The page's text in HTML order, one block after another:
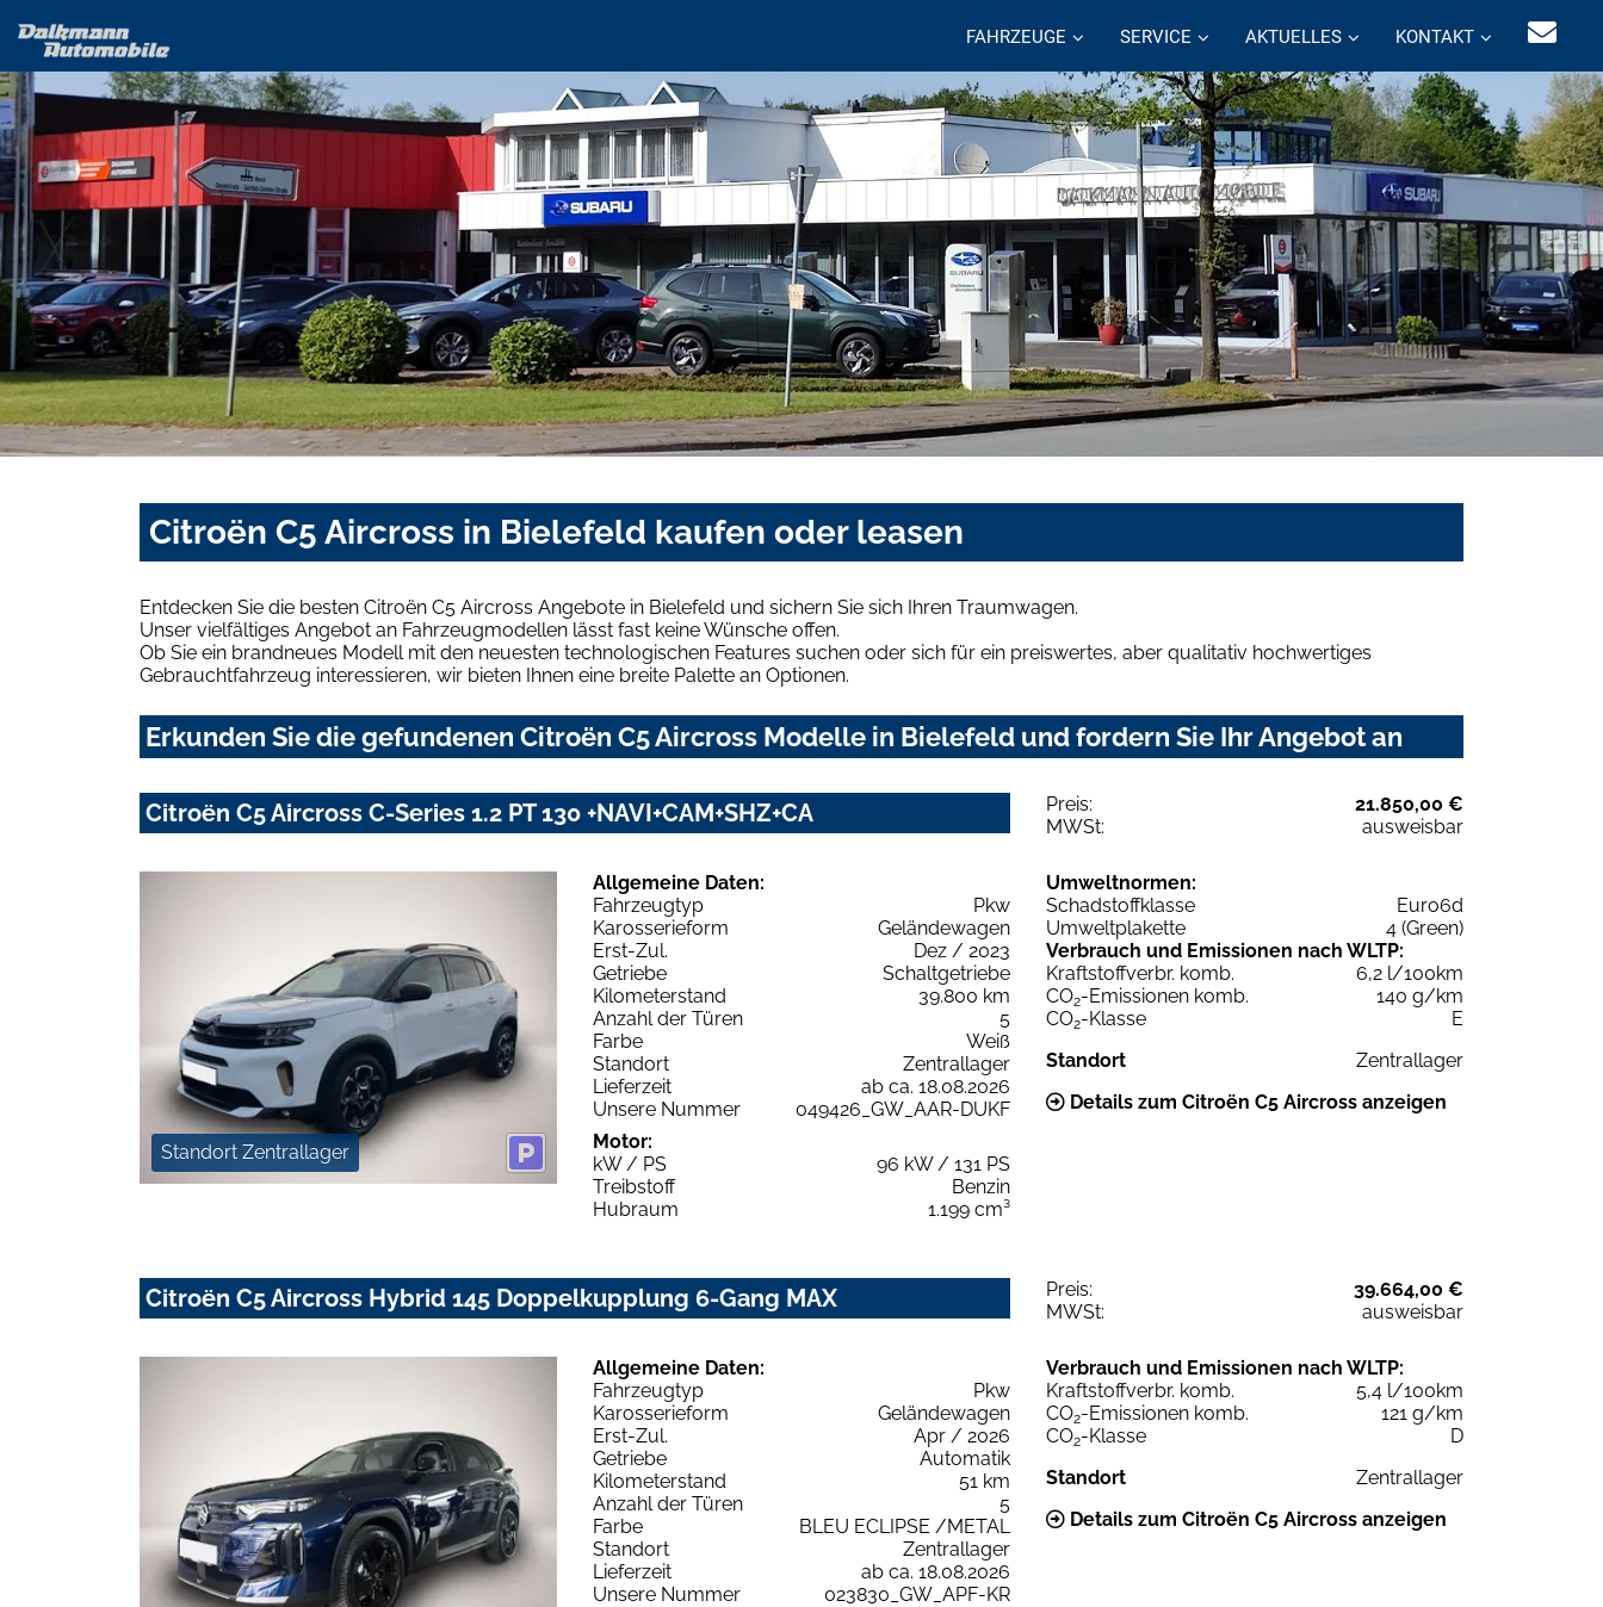
FAHRZEUGE SERVICE AKTUELLES KONTAKT
Citroën C5 Aircross in Bielefeld kaufen oder leasen
Entdecken Sie die besten Citroën C5 Aircross Angebote in Bielefeld und sichern Sie sich Ihren Traumwagen.
Unser vielfältiges Angebot an Fahrzeugmodellen lässt fast keine Wünsche offen.
Ob Sie ein brandneues Modell mit den neuesten technologischen Features suchen oder sich für ein preiswertes, aber qualitativ hochwertiges
Gebrauchtfahrzeug interessieren, wir bieten Ihnen eine breite Palette an Optionen.
Erkunden Sie die gefundenen Citroën C5 Aircross Modelle in Bielefeld und fordern Sie Ihr Angebot an
Citroën C5 Aircross C-Series 1.2 PT 130 +NAVI+CAM+SHZ+CA Preis:
21.850,00 €
MWSt:
ausweisbar
Standort Zentrallager
Allgemeine Daten:
Fahrzeugtyp
Pkw
Karosserieform
Geländewagen
Erst-Zul.
Dez / 2023
Getriebe
Schaltgetriebe
Kilometerstand
39.800 km
Anzahl der Türen
5
Farbe
Weiß
Standort
Zentrallager
Lieferzeit
ab ca. 18.08.2026
Unsere Nummer
049426_GW_AAR-DUKF
Motor:
kW / PS
96 kW / 131 PS
Treibstoff
Benzin
Hubraum
1.199 cm³
Umweltnormen:
Schadstoffklasse
Euro6d
Umweltplakette
4 (Green)
Verbrauch und Emissionen nach WLTP:
Kraftstoffverbr. komb.
6,2 l/100km
CO2-Emissionen komb.
140 g/km
CO2-Klasse
E
Standort
Zentrallager
Details zum Citroën C5 Aircross anzeigen
Citroën C5 Aircross Hybrid 145 Doppelkupplung 6-Gang MAX Preis:
39.664,00 €
MWSt:
ausweisbar
Allgemeine Daten:
Fahrzeugtyp
Pkw
Karosserieform
Geländewagen
Erst-Zul.
Apr / 2026
Getriebe
Automatik
Kilometerstand
51 km
Anzahl der Türen
5
Farbe
BLEU ECLIPSE /METAL
Standort
Zentrallager
Lieferzeit
ab ca. 18.08.2026
Unsere Nummer
023830_GW_APF-KR
Verbrauch und Emissionen nach WLTP:
Kraftstoffverbr. komb.
5,4 l/100km
CO2-Emissionen komb.
121 g/km
CO2-Klasse
D
Standort
Zentrallager
Details zum Citroën C5 Aircross anzeigen